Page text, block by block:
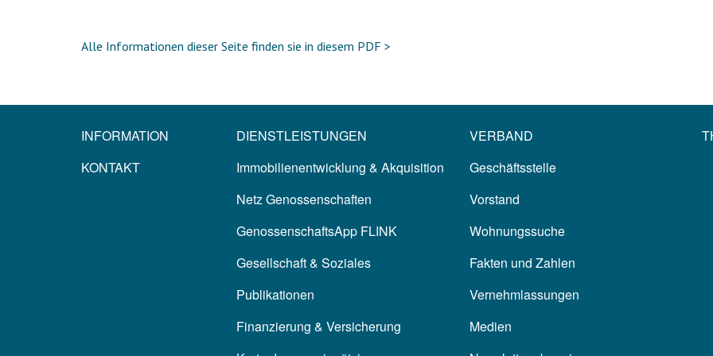
Alle Informationen dieser Seite finden sie in diesem PDF >
INFORMATION
KONTAKT
DIENSTLEISTUNGEN
Immobilienentwicklung & Akquisition
Netz Genossenschaften
GenossenschaftsApp FLINK
Gesellschaft & Soziales
Publikationen
Finanzierung & Versicherung
VERBAND
Geschäftsstelle
Vorstand
Wohnungssuche
Fakten und Zahlen
Vernehmlassungen
Medien